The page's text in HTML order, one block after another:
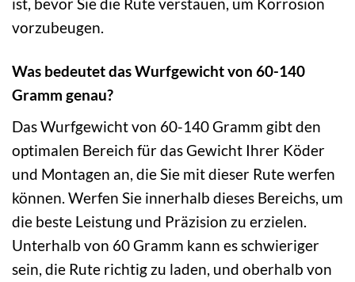
ist, bevor Sie die Rute verstauen, um Korrosion
vorzubeugen.
Was bedeutet das Wurfgewicht von 60-140
Gramm genau?
Das Wurfgewicht von 60-140 Gramm gibt den
optimalen Bereich für das Gewicht Ihrer Köder
und Montagen an, die Sie mit dieser Rute werfen
können. Werfen Sie innerhalb dieses Bereichs, um
die beste Leistung und Präzision zu erzielen.
Unterhalb von 60 Gramm kann es schwieriger
sein, die Rute richtig zu laden, und oberhalb von